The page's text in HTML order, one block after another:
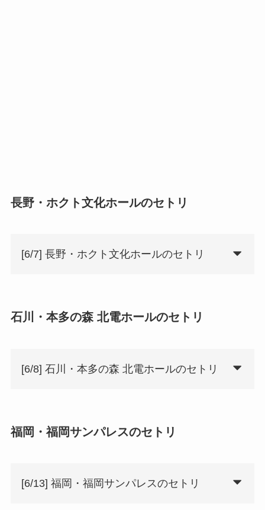
長野・ホクト文化ホールのセトリ
[6/7] 長野・ホクト文化ホールのセトリ
石川・本多の森 北電ホールのセトリ
[6/8] 石川・本多の森 北電ホールのセトリ
福岡・福岡サンパレスのセトリ
[6/13] 福岡・福岡サンパレスのセトリ